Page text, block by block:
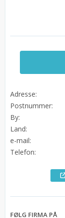
Adresse:
Postnummer:
By:
Land:
e-mail:
Telefon:
FØLG FIRMA PÅ